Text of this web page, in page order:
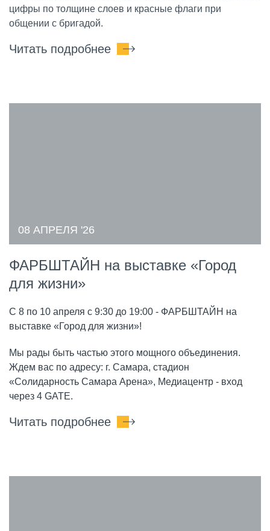
цифры по толщине слоев и красные флаги при
общении с бригадой.
Читать подробнее
08 АПРЕЛЯ '26
ФАРБШТАЙН на выставке «Город
для жизни»
С 8 по 10 апреля с 9:30 до 19:00 - ФАРБШТАЙН на
выставке «Город для жизни»!
Мы рады быть частью этого мощного объединения.
Ждем вас по адресу: г. Самара, стадион
«Солидарность Самара Арена», Медиацентр - вход
через 4 GATE.
Читать подробнее